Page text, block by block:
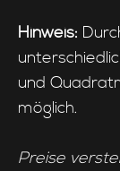
Hinweis:
und
möglich.
Preise